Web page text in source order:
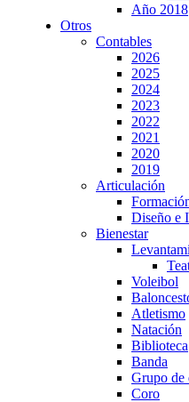
Año 2018
Otros
Contables
2026
2025
2024
2023
2022
2021
2020
2019
Articulación
Diseño e
Bienestar
Voleibol
Atletismo
Natación
Biblioteca
Banda
Grupo de
Coro